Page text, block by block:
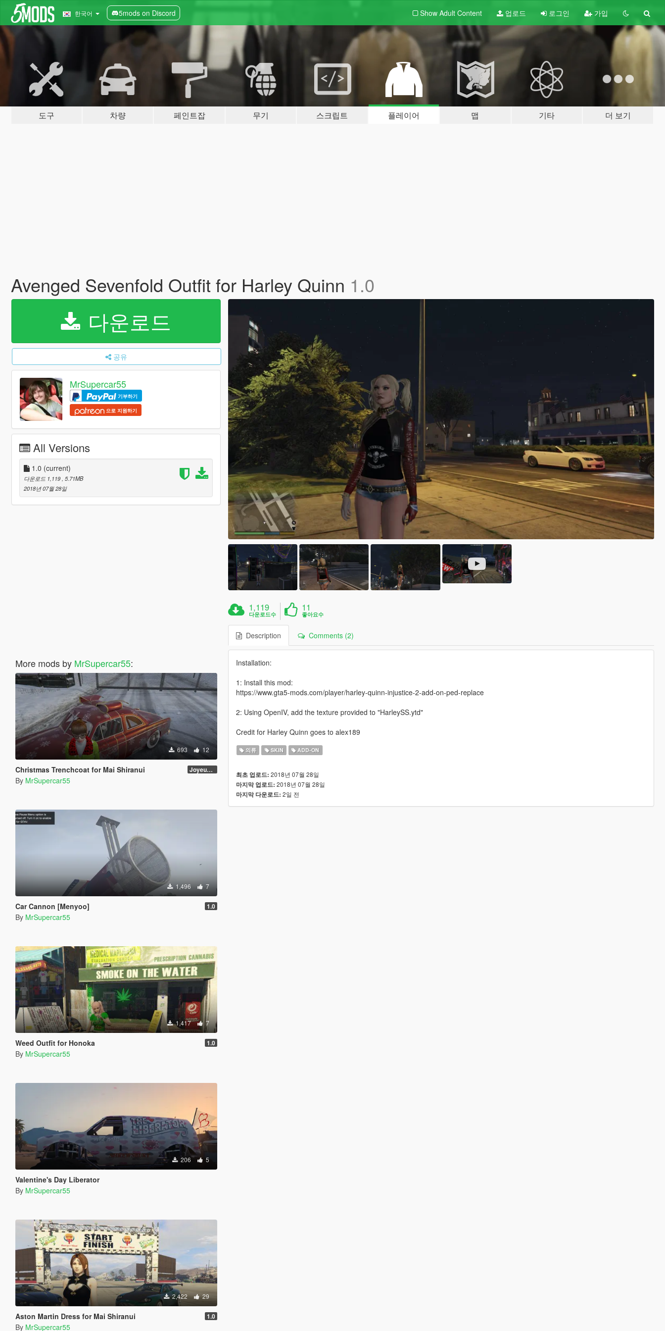
한국어 5mods on Discord Show Adult Content 업로드 로그인 가입
도구 차량 페인트잡 무기 스크립트 플레이어 맵 기타 더 보기
Avenged Sevenfold Outfit for Harley Quinn 1.0
다운로드
공유
MrSupercar55
기부하기
으로 지원하기
All Versions
1.0 (current)
다운로드 1,119 , 5.71MB
2018년 07월 28일
More mods by MrSupercar55:
693 12
Christmas Trenchcoat for Mai Shiranui Joyeux Noël
By MrSupercar55
1,496 7
Car Cannon [Menyoo] 1.0
By MrSupercar55
1,417 7
Weed Outfit for Honoka 1.0
By MrSupercar55
206 5
Valentine's Day Liberator
By MrSupercar55
2,422 29
Aston Martin Dress for Mai Shiranui 1.0
By MrSupercar55
1,119
다운로드수
11
좋아요수
Description Comments (2)
Installation:
1: Install this mod:
https://www.gta5-mods.com/player/harley-quinn-injustice-2-add-on-ped-replace
2: Using OpenIV, add the texture provided to "HarleySS.ytd"
Credit for Harley Quinn goes to alex189
의류 SKIN ADD-ON
최초 업로드: 2018년 07월 28일
마지막 업로드: 2018년 07월 28일
마지막 다운로드: 2일 전